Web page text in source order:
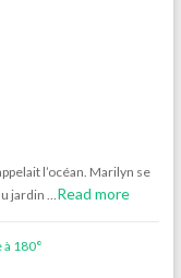
l’océan. Marilyn se
jardin … Read more
180°